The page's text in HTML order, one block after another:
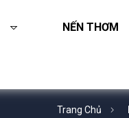
NẾN THƠM
Trang Chủ